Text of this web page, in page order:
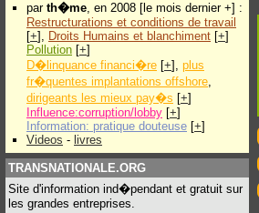
par th�me, en 2008 [le mois dernier +] :
Restructurations et conditions de travail
[+], Droits Humains et blanchiment [+]
Pollution [+]
D�linquance financi�re [+], plus
fr�quentes implantations offshore,
dirigeants les mieux pay�s [+]
Influence:corruption/lobby [+]
Information: pratique douteuse [+]
Videos - livres
TRANSNATIONALE.ORG
Site d'information ind�pendant et gratuit sur
les grandes entreprises.